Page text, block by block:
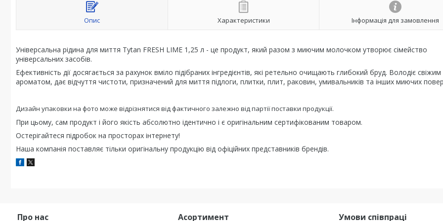
Опис Характеристики Інформація для замовлення
Універсальна рідина для миття Tytan FRESH LIME 1,25 л - це продукт, який разом з миючим молочком утворює сімейство
універсальних засобів.
Ефективність дії досягається за рахунок вміло підібраних інгредієнтів, які ретельно очищають глибокий бруд. Володіє свіжим
ароматом, дає відчуття чистоти, призначений для миття підлоги, плитки, плит, раковин, умивальників та інших миючих
Дизайн упаковки на фото може відрізнятися від фактичного залежно від партії поставки продукції.
При цьому, сам продукт і його якість абсолютно ідентично і є оригінальним сертифікованим товаром.
Остерігайтеся підробок на просторах інтернету!
Наша компанія поставляє тільки оригінальну продукцію від офіційних представників брендів.
Про нас Асортимент Умови співпраці